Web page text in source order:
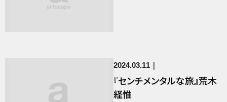
2024.03.11
『センチメンタルな旅』荒木
経惟